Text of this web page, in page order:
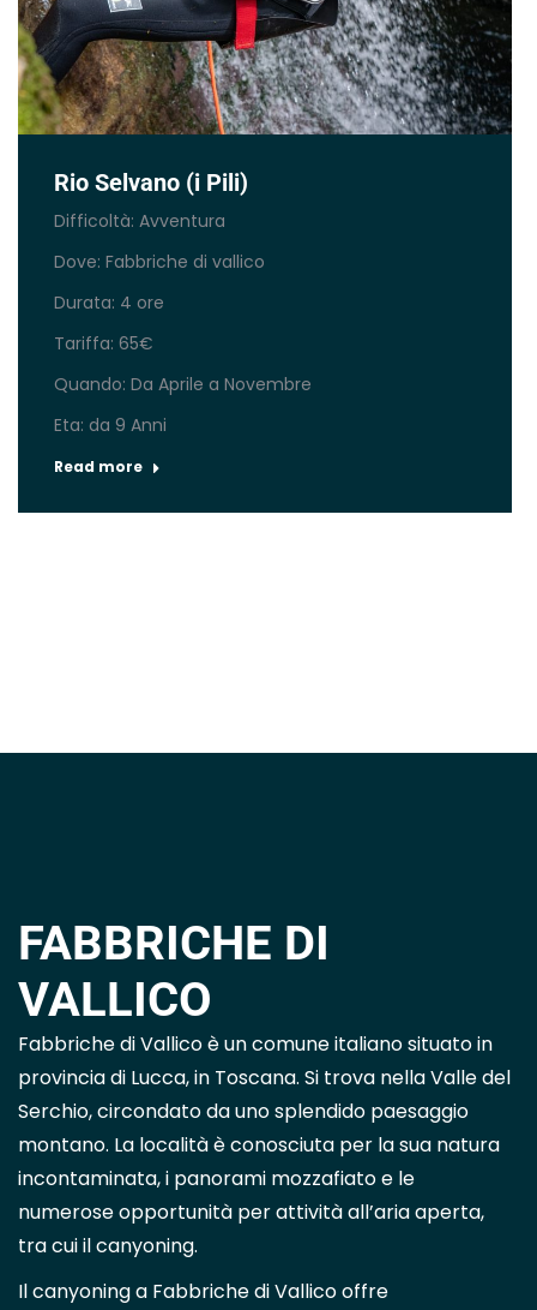
Rio Selvano (i Pili)
Difficoltà: Avventura
Dove: Fabbriche di vallico
Durata: 4 ore
Tariffa: 65€
Quando: Da Aprile a Novembre
Eta: da 9 Anni
Read more
FABBRICHE DI
VALLICO
Fabbriche di Vallico è un comune italiano situato in
provincia di Lucca, in Toscana. Si trova nella Valle del
Serchio, circondato da uno splendido paesaggio
montano. La località è conosciuta per la sua natura
incontaminata, i panorami mozzafiato e le
numerose opportunità per attività all’aria aperta,
tra cui il canyoning.
Il canyoning a Fabbriche di Vallico offre